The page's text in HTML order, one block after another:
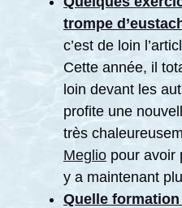
trompe
c’est de loin
Cette année, il
loin devant les
profite une
très
Meglio pour avoir
y a maintenant
Quelle